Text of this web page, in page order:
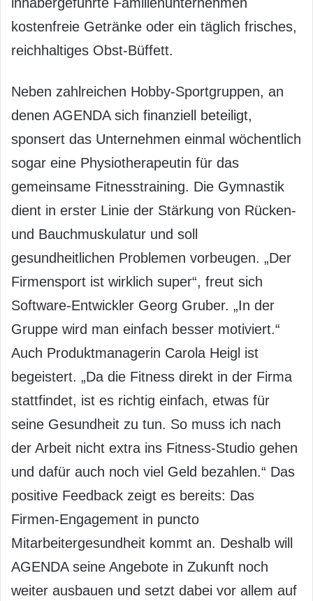
kostenfreie Getränke oder ein täglich frisches,
reichhaltiges Obst-Büffett.
Neben zahlreichen Hobby-Sportgruppen, an
denen AGENDA sich finanziell beteiligt,
sponsert das Unternehmen einmal wöchentlich
sogar eine Physiotherapeutin für das
gemeinsame Fitnesstraining. Die Gymnastik
dient in erster Linie der Stärkung von Rücken-
und Bauchmuskulatur und soll
gesundheitlichen Problemen vorbeugen. „Der
Firmensport ist wirklich super“, freut sich
Software-Entwickler Georg Gruber. „In der
Gruppe wird man einfach besser motiviert.“
Auch Produktmanagerin Carola Heigl ist
begeistert. „Da die Fitness direkt in der Firma
stattfindet, ist es richtig einfach, etwas für
seine Gesundheit zu tun. So muss ich nach
der Arbeit nicht extra ins Fitness-Studio gehen
und dafür auch noch viel Geld bezahlen.“ Das
positive Feedback zeigt es bereits: Das
Firmen-Engagement in puncto
Mitarbeitergesundheit kommt an. Deshalb will
AGENDA seine Angebote in Zukunft noch
weiter ausbauen und setzt dabei vor allem auf